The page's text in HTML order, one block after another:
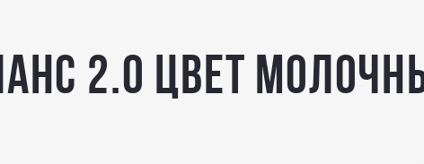
2.0 цвет